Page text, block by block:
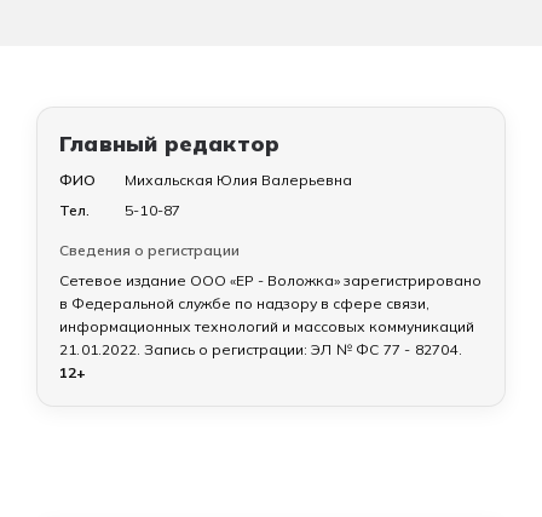
Главный редактор
ФИО
Михальская Юлия Валерьевна
Тел.
5-10-87
Сведения о регистрации
Сетевое издание ООО «ЕР - Воложка» зарегистрировано
в Федеральной службе по надзору в сфере связи,
информационных технологий и массовых коммуникаций
21.01.2022. Запись о регистрации: ЭЛ № ФС 77 - 82704.
12+